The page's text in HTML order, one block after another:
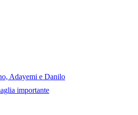
Adayemi e Danilo
importante